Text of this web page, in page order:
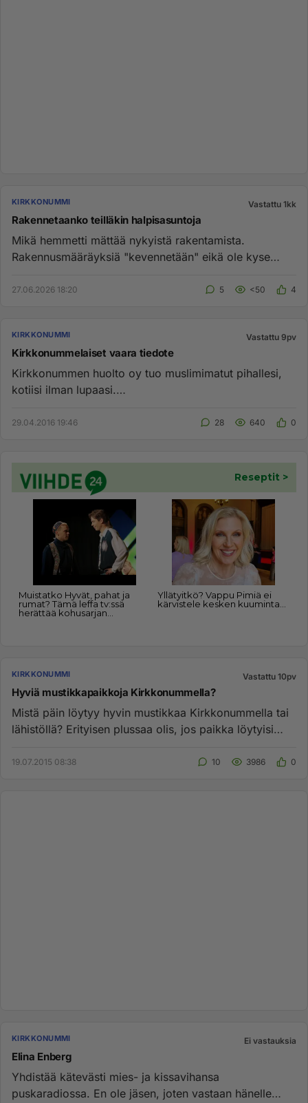
KIRKKONUMMI Vastattu 1kk
Rakennetaanko teilläkin halpisasuntoja
Mikä hemmetti mättää nykyistä rakentamista.
Rakennusmääräyksiä "kevennetään" eikä ole kyse
27.06.2026 18:20 5 <50 4
KIRKKONUMMI Vastattu 9pv
Kirkkonummelaiset vaara tiedote
Kirkkonummen huolto oy tuo muslimimatut pihallesi,
kotiisi ilman lupaasi.
29.04.2016 19:46 28 640 0
KIRKKONUMMI Vastattu 10pv
Hyviä mustikkapaikkoja Kirkkonummella?
Mistä päin löytyy hyvin mustikkaa Kirkkonummella tai
lähistöllä? Erityisen plussaa olis, jos paikka löytyisi
19.07.2015 08:38 10 3986 0
KIRKKONUMMI Ei vastauksia
Elina Enberg
Yhdistää kätevästi mies- ja kissavihansa
puskaradiossa. En ole jäsen, joten vastaan hänelle